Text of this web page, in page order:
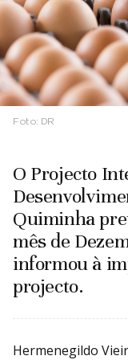
Foto: DR
O Projecto
Quiminha
mês de
informou à
projecto.
Hermenegildo